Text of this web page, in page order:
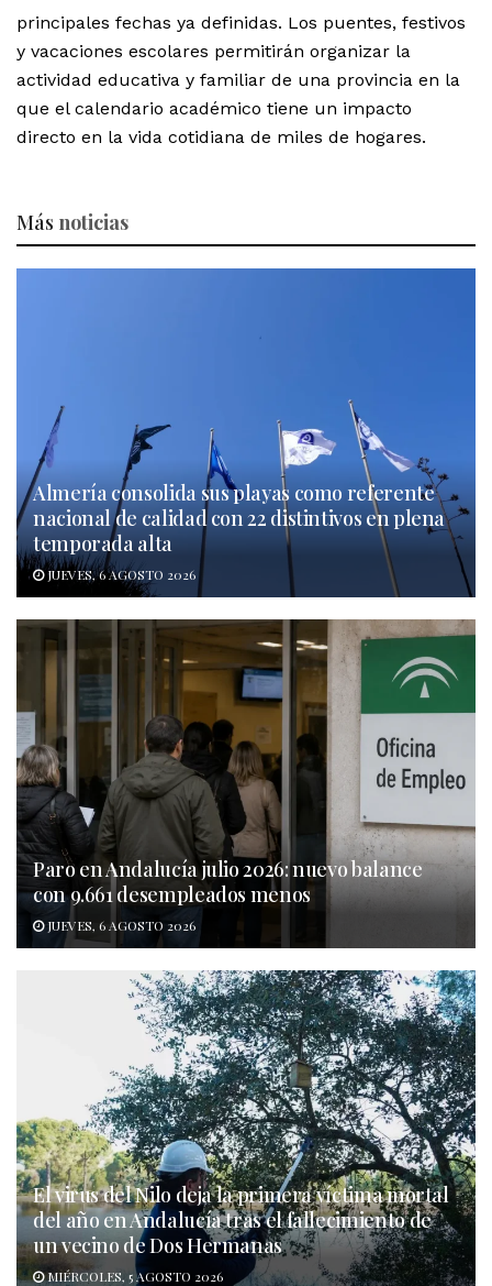
principales fechas ya definidas. Los puentes, festivos
y vacaciones escolares permitirán organizar la
actividad educativa y familiar de una provincia en la
que el calendario académico tiene un impacto
directo en la vida cotidiana de miles de hogares.
Más noticias
Almería consolida sus playas como referente
nacional de calidad con 22 distintivos en plena
temporada alta
JUEVES, 6 AGOSTO 2026
Paro en Andalucía julio 2026: nuevo balance
con 9.661 desempleados menos
JUEVES, 6 AGOSTO 2026
El virus del Nilo deja la primera víctima mortal
del año en Andalucía tras el fallecimiento de
un vecino de Dos Hermanas
MIÉRCOLES, 5 AGOSTO 2026